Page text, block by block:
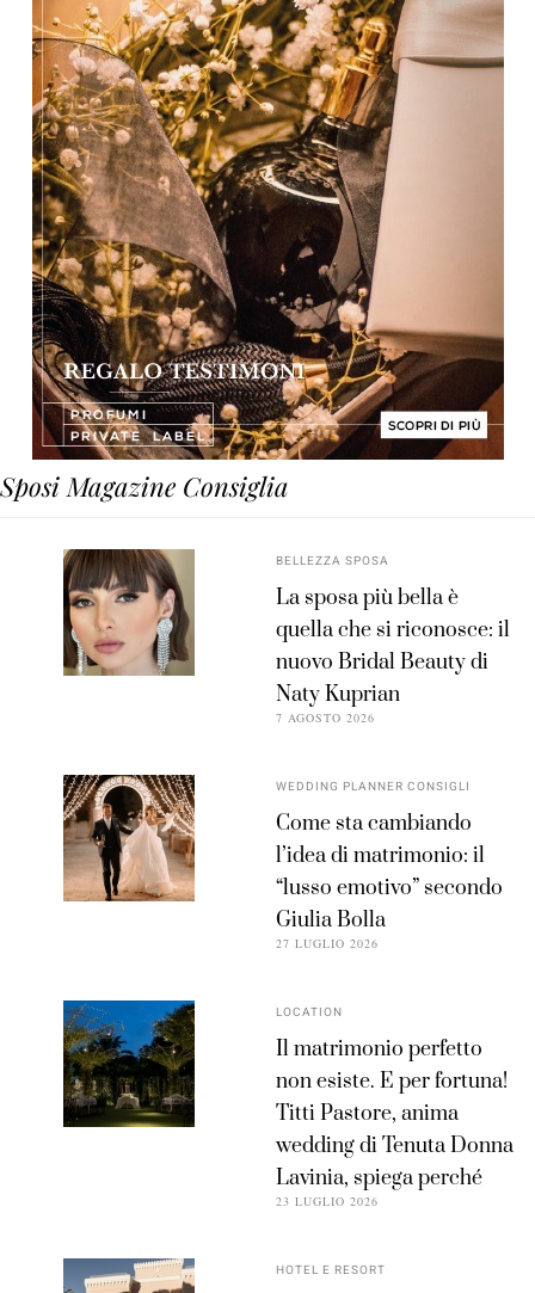
Sposi Magazine Consiglia
BELLEZZA SPOSA
La sposa più bella è
quella che si riconosce: il
nuovo Bridal Beauty di
Naty Kuprian
7 AGOSTO 2026
WEDDING PLANNER CONSIGLI
Come sta cambiando
l’idea di matrimonio: il
“lusso emotivo” secondo
Giulia Bolla
27 LUGLIO 2026
LOCATION
Il matrimonio perfetto
non esiste. E per fortuna!
Titti Pastore, anima
wedding di Tenuta Donna
Lavinia, spiega perché
23 LUGLIO 2026
HOTEL E RESORT